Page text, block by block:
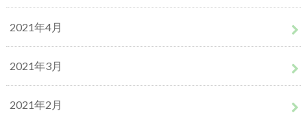
2021年4月
2021年3月
2021年2月